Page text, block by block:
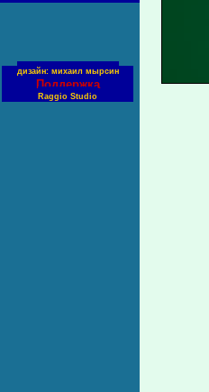
дизайн: михаил мырсин
Поддержка
Raggio Studio